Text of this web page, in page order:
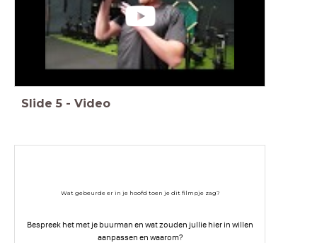
Slide 5 - Video
Wat gebeurde er in je hoofd toen je dit filmpje zag?
Bespreek het met je buurman en wat zouden jullie hier in willen
aanpassen en waarom?